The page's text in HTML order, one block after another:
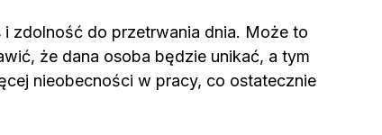
zdolność do przetrwania dnia. Może to
że dana osoba będzie unikać, a tym
nieobecności w pracy, co ostatecznie